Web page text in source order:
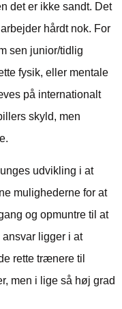
det er ikke sandt. Det
hårdt nok. For
sen junior/tidlig
fysik, eller mentale
på internationalt
skyld, men
udvikling i at
mulighederne for at
og opmuntre til at
ligger i at
rette trænere til
men i lige så høj grad